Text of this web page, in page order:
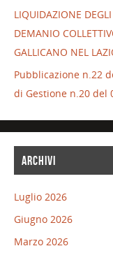
LIQUIDAZIONE
DEMANIO
GALLICANO NEL
Pubblicazione n.22
di Gestione n.20 del
ARCHIVI
Luglio 2026
Giugno 2026
Marzo 2026